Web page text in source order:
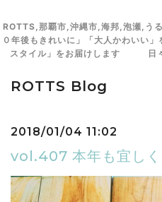
ROTTS,那覇市,沖縄市,海邦,泡瀬,う
０年後もきれいに」「大人かわいい
スタイル」をお届けします 日々
ROTTS Blog
2018/01/04 11:02
vol.407 本年も宜しく